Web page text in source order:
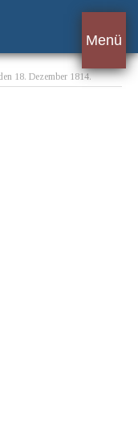
Menü
18. Dezember 1814.